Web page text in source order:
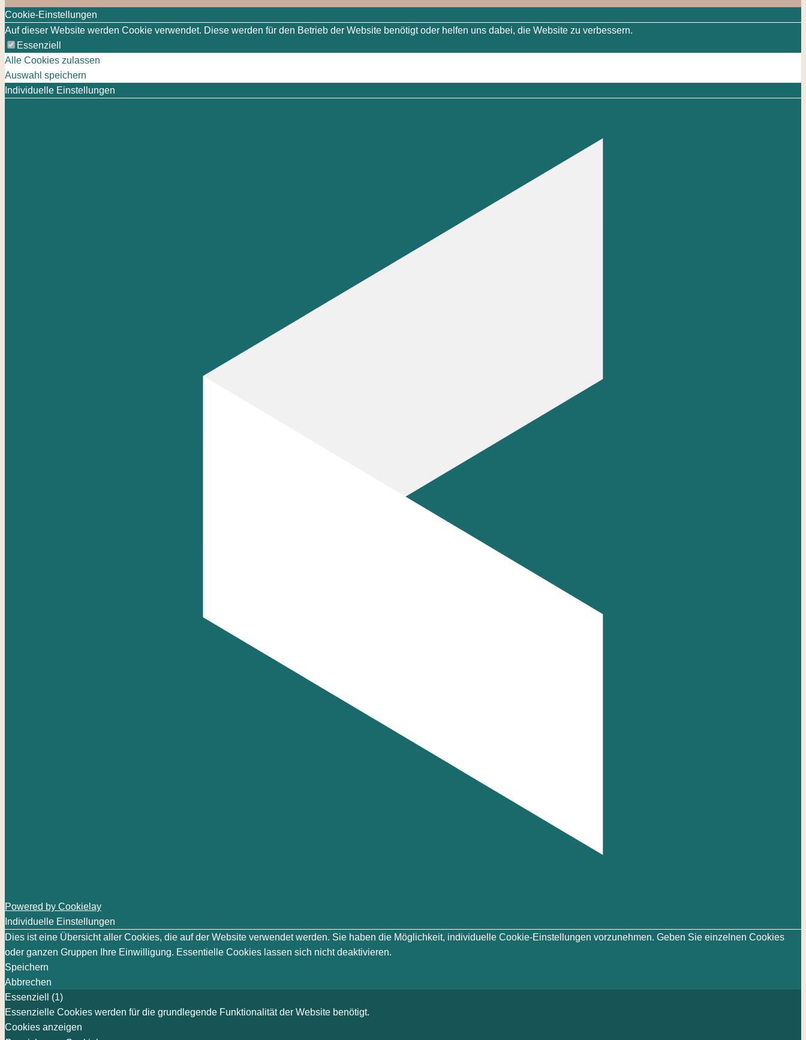
Cookie-Einstellungen
Auf dieser Website werden Cookie verwendet. Diese werden für den Betrieb der Website benötigt oder helfen uns dabei, die Website zu verbessern.
Essenziell
Alle Cookies zulassen
Auswahl speichern
Individuelle Einstellungen
Powered by Cookielay
Individuelle Einstellungen
Dies ist eine Übersicht aller Cookies, die auf der Website verwendet werden. Sie haben die Möglichkeit, individuelle Cookie-Einstellungen vorzunehmen. Geben Sie einzelnen Cookies
oder ganzen Gruppen Ihre Einwilligung. Essentielle Cookies lassen sich nicht deaktivieren.
Speichern
Abbrechen
Essenziell (1)
Essenzielle Cookies werden für die grundlegende Funktionalität der Website benötigt.
Cookies anzeigen